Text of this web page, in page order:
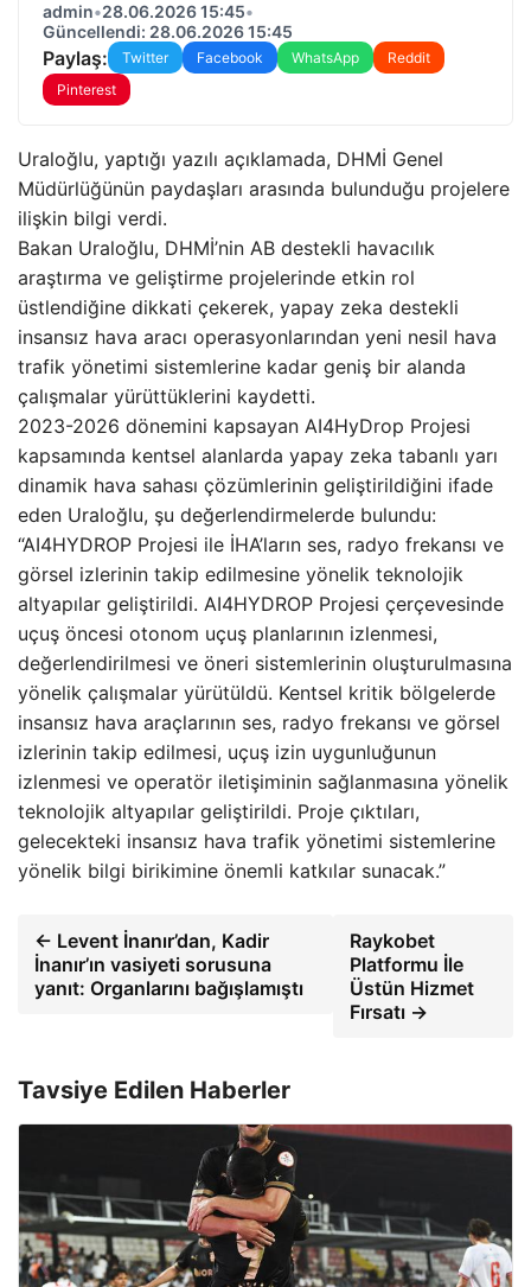
admin•28.06.2026 15:45•
Güncellendi: 28.06.2026 15:45
Paylaş: Twitter Facebook WhatsApp
Reddit
Pinterest
Uraloğlu, yaptığı yazılı açıklamada, DHMİ Genel
Müdürlüğünün paydaşları arasında bulunduğu projelere
ilişkin bilgi verdi.
Bakan Uraloğlu, DHMİ’nin AB destekli havacılık
araştırma ve geliştirme projelerinde etkin rol
üstlendiğine dikkati çekerek, yapay zeka destekli
insansız hava aracı operasyonlarından yeni nesil hava
trafik yönetimi sistemlerine kadar geniş bir alanda
çalışmalar yürüttüklerini kaydetti.
2023-2026 dönemini kapsayan AI4HyDrop Projesi
kapsamında kentsel alanlarda yapay zeka tabanlı yarı
dinamik hava sahası çözümlerinin geliştirildiğini ifade
eden Uraloğlu, şu değerlendirmelerde bulundu:
“AI4HYDROP Projesi ile İHA’ların ses, radyo frekansı ve
görsel izlerinin takip edilmesine yönelik teknolojik
altyapılar geliştirildi. AI4HYDROP Projesi çerçevesinde
uçuş öncesi otonom uçuş planlarının izlenmesi,
değerlendirilmesi ve öneri sistemlerinin oluşturulmasına
yönelik çalışmalar yürütüldü. Kentsel kritik bölgelerde
insansız hava araçlarının ses, radyo frekansı ve görsel
izlerinin takip edilmesi, uçuş izin uygunluğunun
izlenmesi ve operatör iletişiminin sağlanmasına yönelik
teknolojik altyapılar geliştirildi. Proje çıktıları,
gelecekteki insansız hava trafik yönetimi sistemlerine
yönelik bilgi birikimine önemli katkılar sunacak.”
← Levent İnanır’dan, Kadir
İnanır’ın vasiyeti sorusuna
yanıt: Organlarını bağışlamıştı
Raykobet
Platformu İle
Üstün Hizmet
Fırsatı →
Tavsiye Edilen Haberler